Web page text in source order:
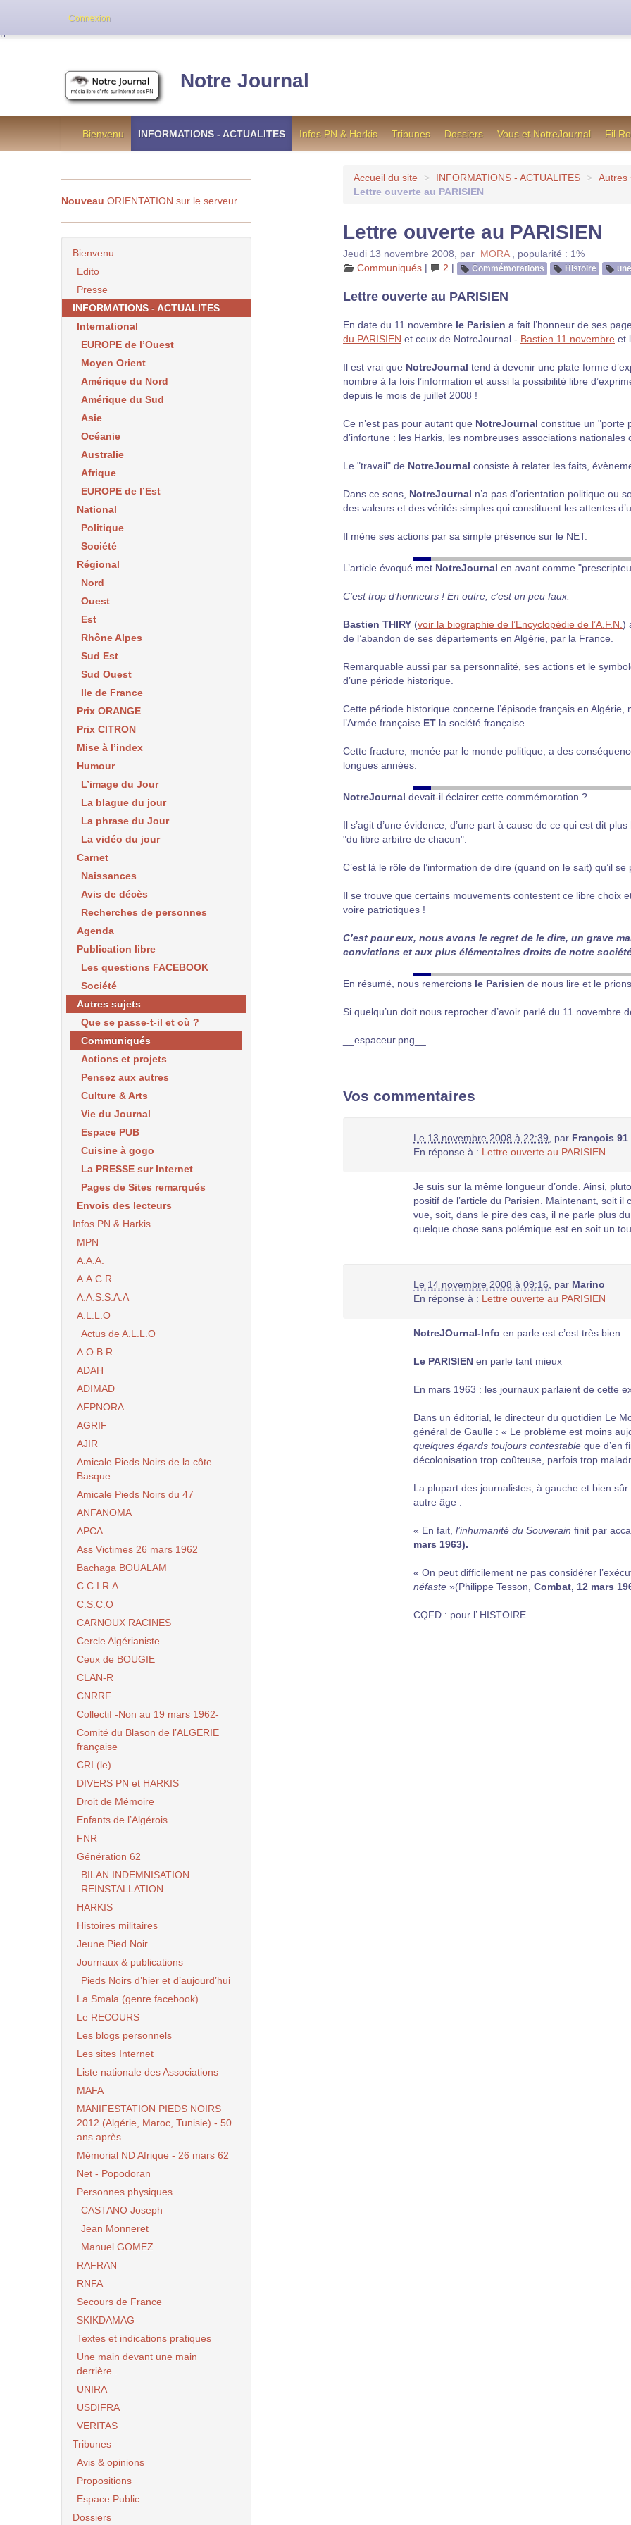
Notre Journal
Bienvenu INFORMATIONS - ACTUALITES Infos PN & Harkis Tribunes Dossiers Vous et NotreJournal Fil
Accueil du site > INFORMATIONS - ACTUALITES > Autres
Lettre ouverte au PARISIEN
Lettre ouverte au PARISIEN
Jeudi 13 novembre 2008 par MORA
popularité : 1%
Communiqués | 2 | Commémorations Histoire une
Lettre ouverte au PARISIEN
En date du 11 novembre le Parisien a fait l’honneur de ses
du PARISIEN et ceux de NotreJournal - Bastien 11 novembre et
Il est vrai que NotreJournal tend à devenir une plate forme
nombre à la fois l’information et aussi la possibilité libre
depuis le mois de juillet 2008 !
Ce n’est pas pour autant que NotreJournal constitue un "porte
d’infortune : les Harkis, les nombreuses associations nationales
Le "travail" de NotreJournal consiste à relater les faits,
Dans ce sens, NotreJournal n’a pas d’orientation politique ou
des valeurs et des vérités simples qui constituent les attentes
Il mène ses actions par sa simple présence sur le NET.
L’article évoqué met NotreJournal en avant comme
C’est trop d’honneurs ! En outre, c’est un peu faux.
Bastien THIRY (voir la biographie de l’Encyclopédie de l’A.F.N. )
de l’abandon de ses départements en Algérie, par la France.
Remarquable aussi par sa personnalité, ses actions et le
d’une période historique.
Cette période historique concerne l’épisode français en
l’Armée française ET la société française.
Cette fracture, menée par le monde politique, a des
longues années.
NotreJournal devait-il éclairer cette commémoration ?
Il s’agit d’une évidence, d’une part à cause de ce qui est dit
"du libre arbitre de chacun".
C’est là le rôle de l’information de dire (quand on le sait) qu’il
Il se trouve que certains mouvements contestent ce libre choix
voire patriotiques !
C’est pour eux, nous avons le regret de le dire, un grave
convictions et aux plus élémentaires droits de notre
En résumé, nous remercions le Parisien de nous lire et le
Si quelqu’un doit nous reprocher d’avoir parlé du 11 novembre
__espaceur.png__
Vos commentaires
Le 13 novembre 2008 à 22:39 par François 91
En réponse à : Lettre ouverte au PARISIEN
Je suis sur la même longueur d’onde. Ainsi,
positif de l’article du Parisien. Maintenant, soit
vue, soit, dans le pire des cas, il ne parle plus
quelque chose sans polémique est en soit un
Le 14 novembre 2008 à 09:16 par Marino
En réponse à : Lettre ouverte au PARISIEN
NotreJOurnal-Info en parle est c’est très bien.
Le PARISIEN en parle tant mieux
En mars 1963 : les journaux parlaient de cette
Dans un éditorial, le directeur du quotidien Le
général de Gaulle : « Le problème est moins
quelques égards toujours contestable que d’en
décolonisation trop coûteuse, parfois trop
La plupart des journalistes, à gauche et bien
autre âge :
« En fait, l’inhumanité du Souverain finit par
mars 1963).
« On peut difficilement ne pas considérer
néfaste »(Philippe Tesson, Combat, 12 mars
CQFD : pour l’ HISTOIRE
Nouveau ORIENTATION sur le serveur
Bienvenu
Edito
Presse
INFORMATIONS - ACTUALITES
International
EUROPE de l’Ouest
Moyen Orient
Amérique du Nord
Amérique du Sud
Asie
Océanie
Australie
Afrique
EUROPE de l’Est
National
Politique
Société
Régional
Nord
Ouest
Est
Rhône Alpes
Sud Est
Sud Ouest
Ile de France
Prix ORANGE
Prix CITRON
Mise à l’index
Humour
L’image du Jour
La blague du jour
La phrase du Jour
La vidéo du jour
Carnet
Naissances
Avis de décès
Recherches de personnes
Agenda
Publication libre
Les questions FACEBOOK
Société
Autres sujets
Que se passe-t-il et où ?
Communiqués
Actions et projets
Pensez aux autres
Culture & Arts
Vie du Journal
Espace PUB
Cuisine à gogo
La PRESSE sur Internet
Pages de Sites remarqués
Envois des lecteurs
Infos PN & Harkis
MPN
A.A.A.
A.A.C.R.
A.A.S.S.A.A
A.L.L.O
Actus de A.L.L.O
A.O.B.R
ADAH
ADIMAD
AFPNORA
AGRIF
AJIR
Amicale Pieds Noirs de la côte
Basque
Amicale Pieds Noirs du 47
ANFANOMA
APCA
Ass Victimes 26 mars 1962
Bachaga BOUALAM
C.C.I.R.A.
C.S.C.O
CARNOUX RACINES
Cercle Algérianiste
Ceux de BOUGIE
CLAN-R
CNRRF
Collectif -Non au 19 mars 1962-
Comité du Blason de l’ALGERIE
française
CRI (le)
DIVERS PN et HARKIS
Droit de Mémoire
Enfants de l’Algérois
FNR
Génération 62
BILAN INDEMNISATION
REINSTALLATION
HARKIS
Histoires militaires
Jeune Pied Noir
Journaux & publications
Pieds Noirs d’hier et d’aujourd’hui
La Smala (genre facebook)
Le RECOURS
Les blogs personnels
Les sites Internet
Liste nationale des Associations
MAFA
MANIFESTATION PIEDS NOIRS
2012 (Algérie, Maroc, Tunisie) - 50
ans après
Mémorial ND Afrique - 26 mars 62
Net - Popodoran
Personnes physiques
CASTANO Joseph
Jean Monneret
Manuel GOMEZ
RAFRAN
RNFA
Secours de France
SKIKDAMAG
Textes et indications pratiques
Une main devant une main
derrière..
UNIRA
USDIFRA
VERITAS
Tribunes
Avis & opinions
Propositions
Espace Public
Dossiers
Connexion
Cette version de NotreJournal représente l’ancienne formule utilisée jusqu’en octobre 2012, en cas de